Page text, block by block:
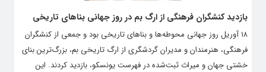
بازدید کنشگران فرهنگی از ارگ بم در روز جهانی بناهای تاریخی
۱۸ آوریل روز جهانی محوطه‌ها و بناهای تاریخی بود و جمعی از کنشگران
فرهنگی، هنرمندان و مدیران گردشگری از ارگ تاریخی بم، بزرگ‌ترین بنای
خشتی جهان و میراث ثبت‌شده در فهرست یونسکو، بازدید کردند. این